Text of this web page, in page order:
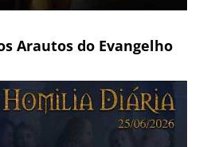
Arautos do Evangelho